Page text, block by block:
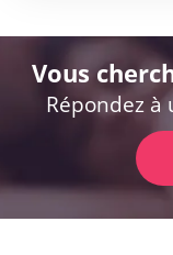
Vous
Répondez